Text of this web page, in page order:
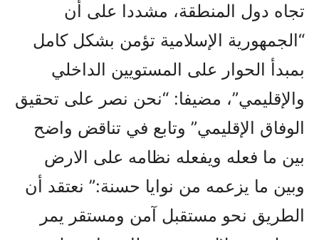
تجاه دول المنطقة، مشددا على أن
“الجمهورية الإسلامية تؤمن بشكل كامل
بمبدأ الحوار على المستويين الداخلي
والإقليمي”، مضيفا: “نحن نصر على تحقيق
الوفاق الإقليمي” وتابع في تناقض واضح
بين ما فعله ويفعله نظامه على الارض
وبين ما يزعمه من نوايا حسنة:” نعتقد أن
الطريق نحو مستقبل آمن ومستقر يمر